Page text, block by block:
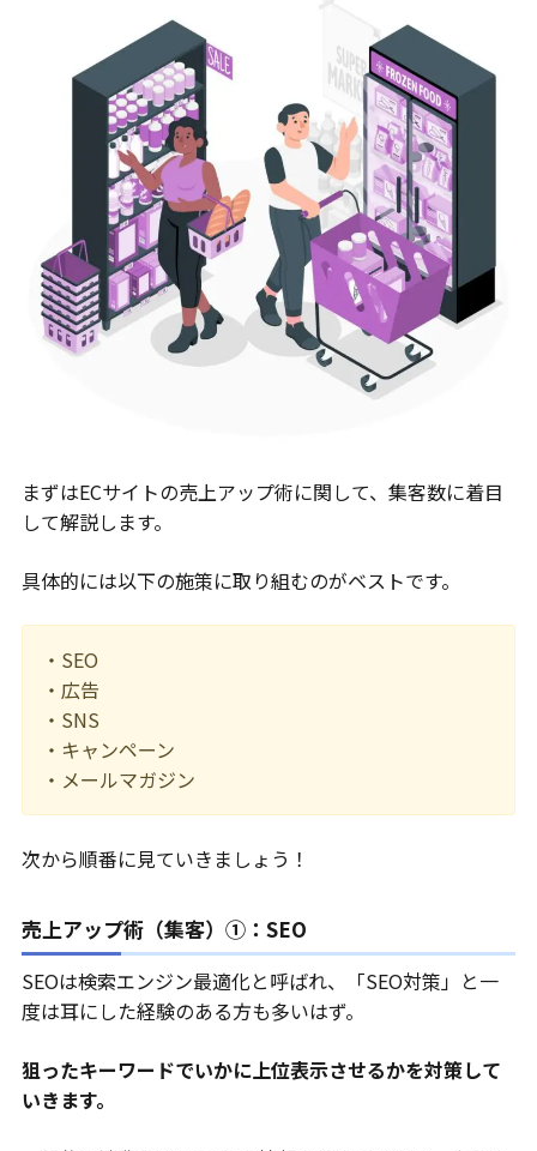
まずはECサイトの売上アップ術に関して、集客数に着目
して解説します。
具体的には以下の施策に取り組むのがベストです。
・SEO
・広告
・SNS
・キャンペーン
・メールマガジン
次から順番に見ていきましょう！
売上アップ術（集客）①：SEO
SEOは検索エンジン最適化と呼ばれ、「SEO対策」と一
度は耳にした経験のある方も多いはず。
狙ったキーワードでいかに上位表示させるかを対策して
いきます。